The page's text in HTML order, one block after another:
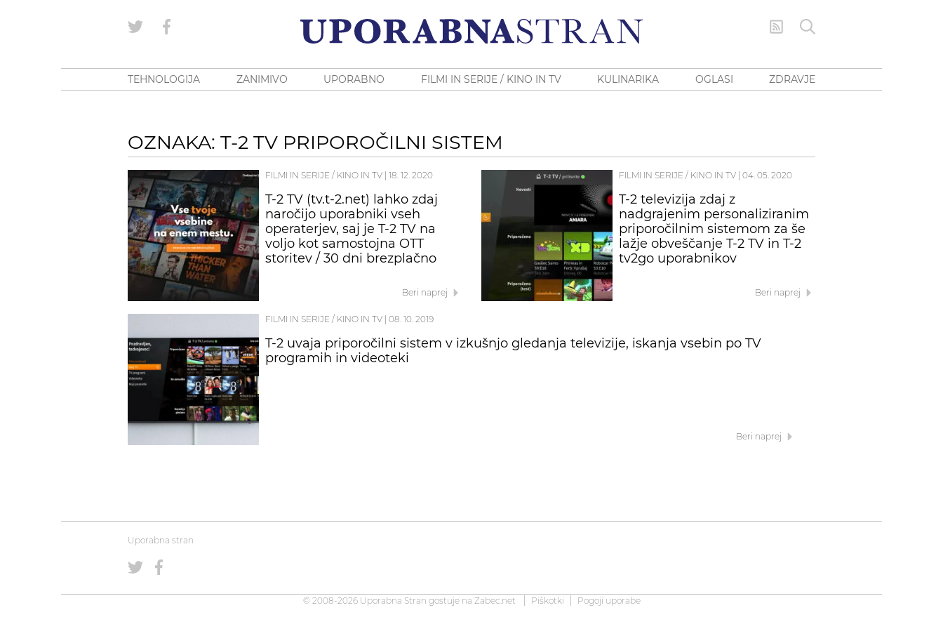
TEHNOLOGIJA ZANIMIVO UPORABNO FILMI IN SERIJE / KINO IN TV KULINARIKA OGLASI ZDRAVJE
OZNAKA: T-2 TV PRIPOROČILNI SISTEM
FILMI IN SERIJE / KINO IN TV 18. 12. 2020
T-2 TV (tv.t-2.net) lahko zdaj
naročijo uporabniki vseh
operaterjev, saj je T-2 TV na
voljo kot samostojna OTT
storitev / 30 dni brezplačno
Beri naprej
FILMI IN SERIJE / KINO IN TV| 04. 05. 2020
T-2 televizija zdaj z
nadgrajenim personaliziranim
priporočilnim sistemom za še
lažje obveščanje T-2 TV in T-2
tv2go uporabnikov
Beri naprej
FILMI IN SERIJE / KINO IN TV 08. 10. 2019
T-2 uvaja priporočilni sistem v izkušnjo gledanja televizije, iskanja vsebin po TV
programih in videoteki
Beri naprej
Uporabna stran
© 2008-2026 Uporabna Stran gostuje na Zabec.net Piškotki Pogoji uporabe